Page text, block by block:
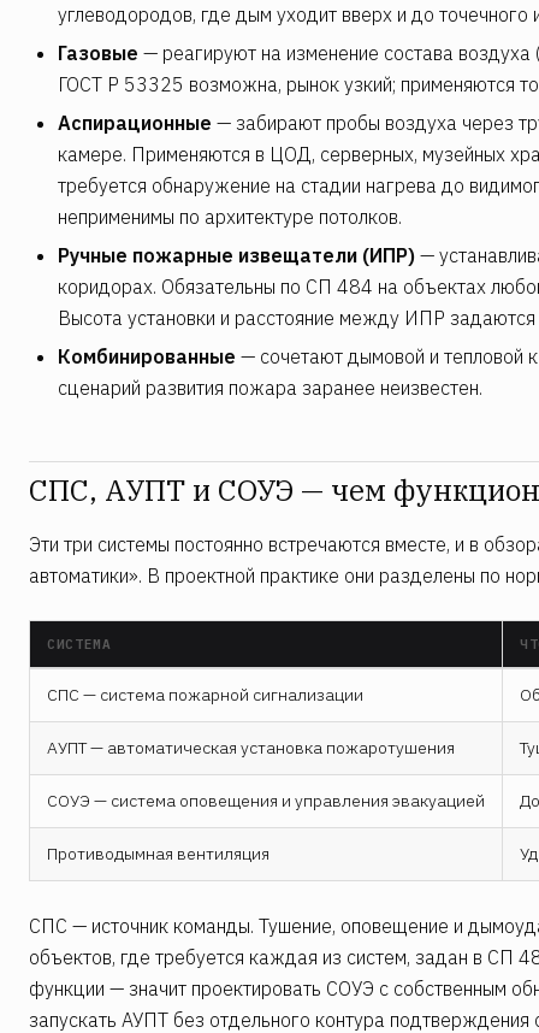
углеводородов, где дым уходит вверх и до точечного
Газовые — реагируют на изменение состава
ГОСТ Р 53325 возможна, рынок узкий; применяются
Аспирационные — забирают пробы воздуха через
камере. Применяются в ЦОД, серверных, музейных
требуется обнаружение на стадии нагрева до
неприменимы по архитектуре потолков.
Ручные пожарные извещатели (ИПР) —
коридорах. Обязательны по СП 484 на объектах
Высота установки и расстояние между ИПР
Комбинированные — сочетают дымовой и тепловой
сценарий развития пожара заранее неизвестен.
СПС, АУПТ и СОУЭ — чем
Эти три системы постоянно встречаются вместе, и в
автоматики». В проектной практике они разделены по
СИСТЕМА
СПС — система пожарной сигнализации
АУПТ — автоматическая установка пожаротушения
СОУЭ — система оповещения и управления эвакуацией
Противодымная вентиляция
СПС — источник команды. Тушение, оповещение и
объектов, где требуется каждая из систем, задан в СП
функции — значит проектировать СОУЭ с собственным
запускать АУПТ без отдельного контура